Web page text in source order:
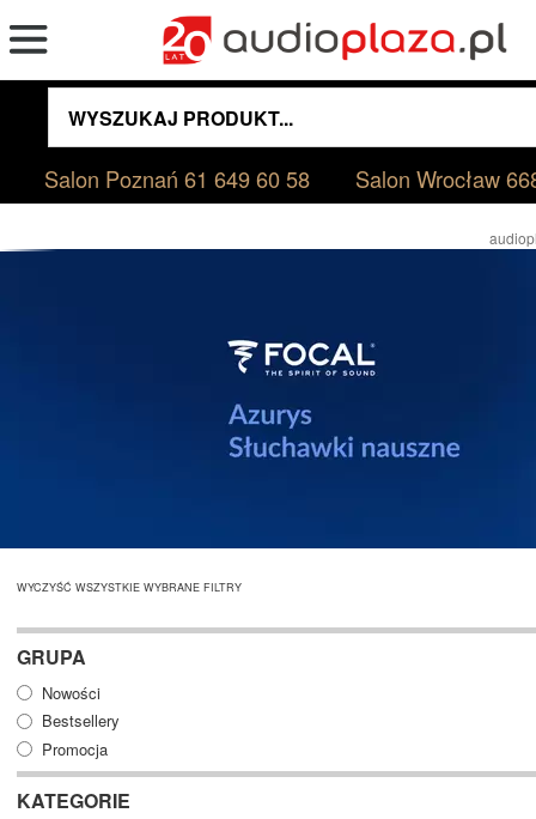
Salon Poznań61 649 60 58 Salon Wrocław
WYCZYŚĆ WSZYSTKIE WYBRANE FILTRY
GRUPA
Nowości
Bestsellery
Promocja
KATEGORIE